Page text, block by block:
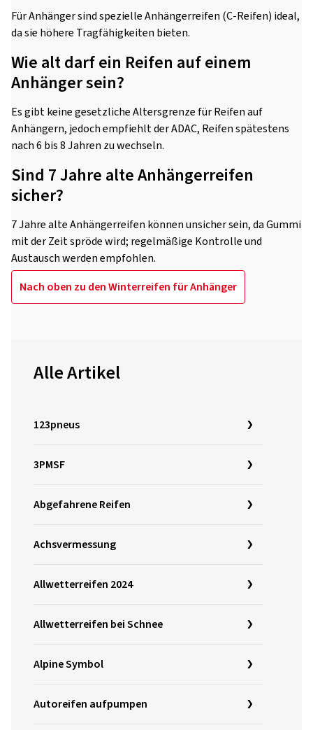
Für Anhänger sind spezielle Anhängerreifen (C-Reifen) ideal,
da sie höhere Tragfähigkeiten bieten.
Wie alt darf ein Reifen auf einem
Anhänger sein?
Es gibt keine gesetzliche Altersgrenze für Reifen auf
Anhängern, jedoch empfiehlt der ADAC, Reifen spätestens
nach 6 bis 8 Jahren zu wechseln.
Sind 7 Jahre alte Anhängerreifen
sicher?
7 Jahre alte Anhängerreifen können unsicher sein, da Gummi
mit der Zeit spröde wird; regelmäßige Kontrolle und
Austausch werden empfohlen.
Nach oben zu den Winterreifen für Anhänger
Alle Artikel
123pneus
3PMSF
Abgefahrene Reifen
Achsvermessung
Allwetterreifen 2024
Allwetterreifen bei Schnee
Alpine Symbol
Autoreifen aufpumpen